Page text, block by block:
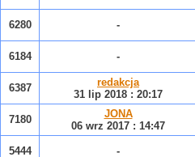
6280 -
6184 -
6387
redakcja
31 lip 2018 : 20:17
7180
JONA
06 wrz 2017 : 14:47
5444 -